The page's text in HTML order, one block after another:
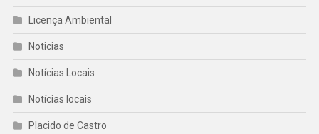
Licença Ambiental
Noticias
Notícias Locais
Notícias locais
Placido de Castro